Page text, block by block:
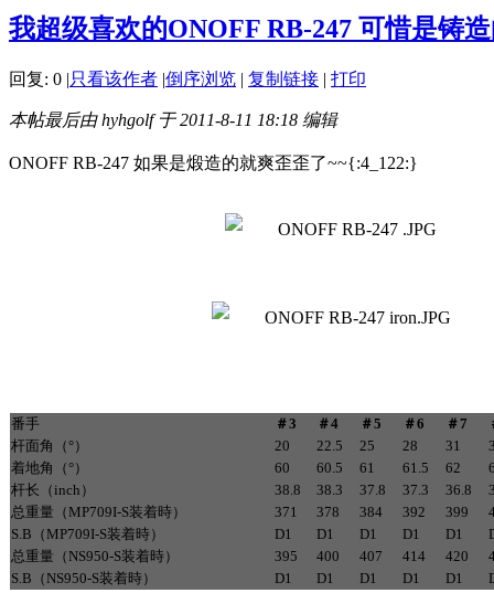
我超级喜欢的ONOFF RB-247 可惜是铸
回复: 0 |只看该作者 |倒序浏览 | 复制链接 | 打印
本帖最后由 hyhgolf 于 2011-8-11 18:18 编辑
ONOFF RB-247 如果是煅造的就爽歪歪了~~{:4_122:}
番手 ＃3 ＃4 ＃5 ＃6 ＃7
杆面角（°）
20 22.5 25 28 31
着地角（°）
60 60.5 61 61.5 62
杆长（inch）
38.8 38.3 37.8 37.3 36.8
总重量（MP709I-S装着時）
371 378 384 392 399
S.B（MP709I-S装着時）
D1 D1 D1 D1 D1
总重量（NS950-S装着時）
395 400 407 414 420
S.B（NS950-S装着時）
D1 D1 D1 D1 D1